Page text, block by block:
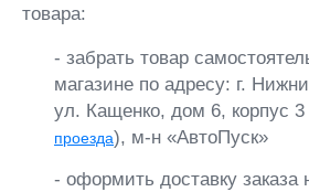
товара:
- забрать товар
магазине по адресу: г.
ул. Кащенко, дом 6, корпус 3
проезда), м-н «АвтоПуск»
- оформить доставку заказа